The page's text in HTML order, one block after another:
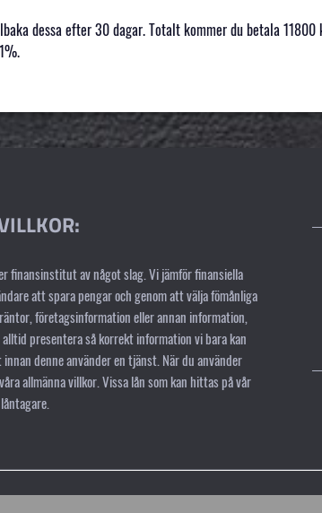
dessa efter 30 dagar. Totalt kommer du betala
finansinstitut av något slag. Vi jämför finansiella
att spara pengar och genom att välja fömånliga
företagsinformation eller annan information,
presentera så korrekt information vi bara kan
denne använder en tjänst. När du använder
allmänna villkor. Vissa lån som kan hittas på vår